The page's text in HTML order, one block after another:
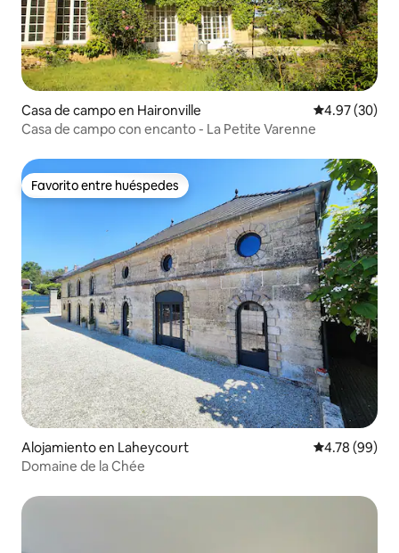
Casa de campo en Haironville Calificación
4.97 (30)
Casa de campo con encanto - La Petite Varenne
Favorito entre huéspedes
Favorito entre huéspedes
Alojamiento en Laheycourt Calificación
4.78 (99)
Domaine de la Chée